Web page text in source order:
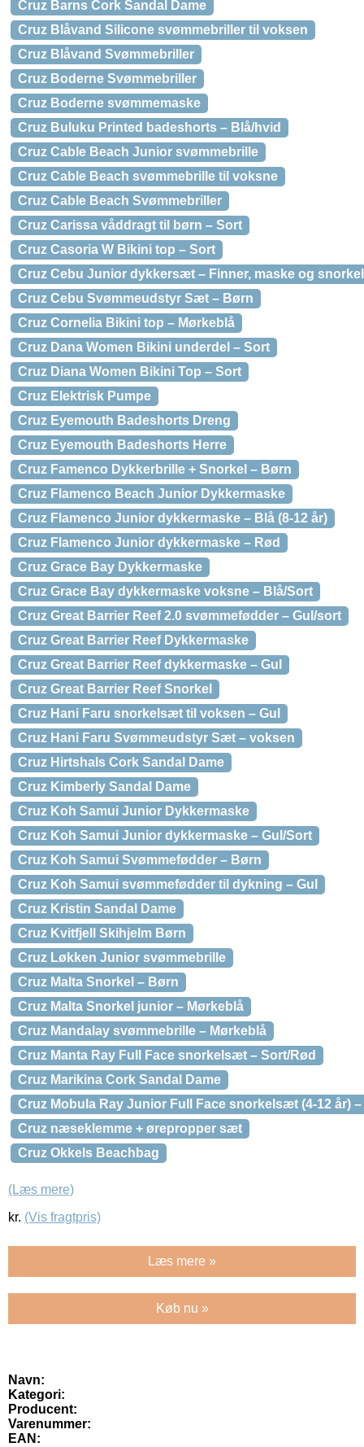
Cruz Barns Cork Sandal Dame
Cruz Blåvand Silicone svømmebriller til voksen
Cruz Blåvand Svømmebriller
Cruz Boderne Svømmebriller
Cruz Boderne svømmemaske
Cruz Buluku Printed badeshorts – Blå/hvid
Cruz Cable Beach Junior svømmebrille
Cruz Cable Beach svømmebrille til voksne
Cruz Cable Beach Svømmebriller
Cruz Carissa våddragt til børn – Sort
Cruz Casoria W Bikini top – Sort
Cruz Cebu Junior dykkersæt – Finner, maske og
Cruz Cebu Svømmeudstyr Sæt – Børn
Cruz Cornelia Bikini top – Mørkeblå
Cruz Dana Women Bikini underdel – Sort
Cruz Diana Women Bikini Top – Sort
Cruz Elektrisk Pumpe
Cruz Eyemouth Badeshorts Dreng
Cruz Eyemouth Badeshorts Herre
Cruz Famenco Dykkerbrille + Snorkel – Børn
Cruz Flamenco Beach Junior Dykkermaske
Cruz Flamenco Junior dykkermaske – Blå (8-12 år)
Cruz Flamenco Junior dykkermaske – Rød
Cruz Grace Bay Dykkermaske
Cruz Grace Bay dykkermaske voksne – Blå/Sort
Cruz Great Barrier Reef 2.0 svømmefødder – Gul/sort
Cruz Great Barrier Reef Dykkermaske
Cruz Great Barrier Reef dykkermaske – Gul
Cruz Great Barrier Reef Snorkel
Cruz Hani Faru snorkelsæt til voksen – Gul
Cruz Hani Faru Svømmeudstyr Sæt – voksen
Cruz Hirtshals Cork Sandal Dame
Cruz Kimberly Sandal Dame
Cruz Koh Samui Junior Dykkermaske
Cruz Koh Samui Junior dykkermaske – Gul/Sort
Cruz Koh Samui Svømmefødder – Børn
Cruz Koh Samui svømmefødder til dykning – Gul
Cruz Kristin Sandal Dame
Cruz Kvitfjell Skihjelm Børn
Cruz Løkken Junior svømmebrille
Cruz Malta Snorkel – Børn
Cruz Malta Snorkel junior – Mørkeblå
Cruz Mandalay svømmebrille – Mørkeblå
Cruz Manta Ray Full Face snorkelsæt – Sort/Rød
Cruz Marikina Cork Sandal Dame
Cruz Mobula Ray Junior Full Face snorkelsæt (4-12 år)
Cruz næseklemme + ørepropper sæt
Cruz Okkels Beachbag
(Læs mere)
kr. (Vis fragtpris)
Læs mere »
Køb nu »
Navn:
Kategori:
Producent:
Varenummer:
EAN: